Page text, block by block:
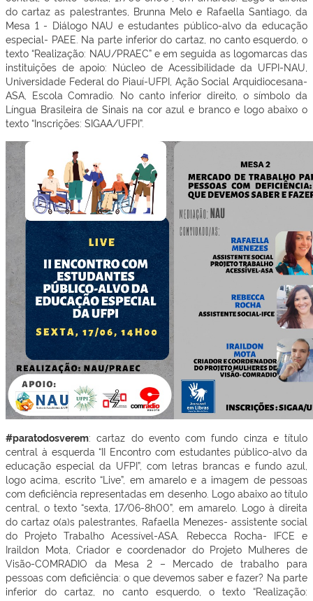
do cartaz as palestrantes, Brunna Melo e Rafaella Santiago, da
Mesa 1 - Diálogo NAU e estudantes público-alvo da educação
especial- PAEE. Na parte inferior do cartaz, no canto esquerdo, o
texto “Realização: NAU/PRAEC” e em seguida as logomarcas das
instituições de apoio: Núcleo de Acessibilidade da UFPI-NAU,
Universidade Federal do Piauí-UFPI, Ação Social Arquidiocesana-
ASA, Escola Comradio. No canto inferior direito, o símbolo da
Língua Brasileira de Sinais na cor azul e branco e logo abaixo o
texto “Inscrições: SIGAA/UFPI”.
#paratodosverem: cartaz do evento com fundo cinza e título
central à esquerda “II Encontro com estudantes público-alvo da
educação especial da UFPI”, com letras brancas e fundo azul,
logo acima, escrito “Live”, em amarelo e a imagem de pessoas
com deficiência representadas em desenho. Logo abaixo ao título
central, o texto “sexta, 17/06-8h00”, em amarelo. Logo à direita
do cartaz o(a)s palestrantes, Rafaella Menezes- assistente social
do Projeto Trabalho Acessível-ASA, Rebecca Rocha- IFCE e
Iraildon Mota, Criador e coordenador do Projeto Mulheres de
Visão-COMRADIO da Mesa 2 – Mercado de trabalho para
pessoas com deficiência: o que devemos saber e fazer? Na parte
inferior do cartaz, no canto esquerdo, o texto “Realização: